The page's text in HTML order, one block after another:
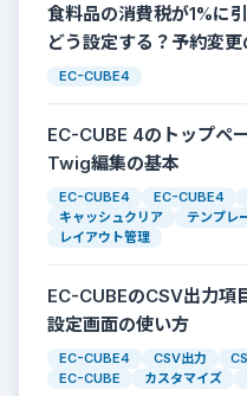
食料品の消費税が1%に
どう設定する？予約変
EC-CUBE4
EC-CUBE 4のトップペ
Twig編集の基本
EC-CUBE4 EC-CUBE4
キャッシュクリア
テンプレ
レイアウト管理
EC-CUBEのCSV出力項
設定画面の使い方
EC-CUBE4 CSV出力
EC-CUBE
カスタマイズ